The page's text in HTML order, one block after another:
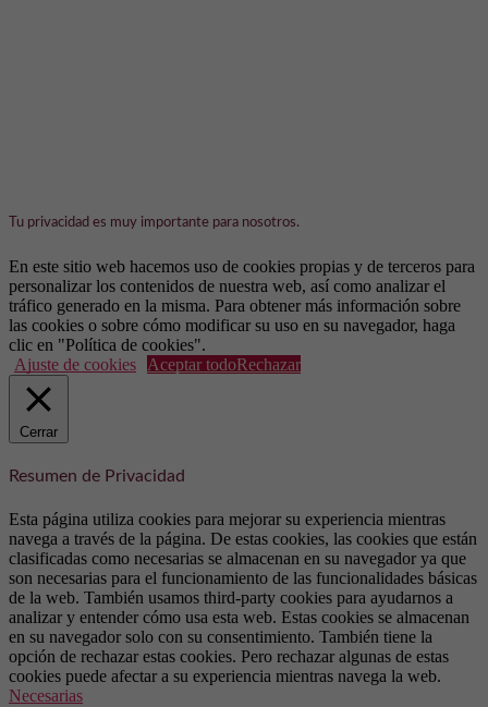
Tu privacidad es muy importante para nosotros.
En este sitio web hacemos uso de cookies propias y de terceros para
personalizar los contenidos de nuestra web, así como analizar el
tráfico generado en la misma. Para obtener más información sobre
las cookies o sobre cómo modificar su uso en su navegador, haga
clic en "Política de cookies".
Ajuste de cookies
Aceptar todoRechazar
Cerrar
Resumen de Privacidad
Esta página utiliza cookies para mejorar su experiencia mientras
navega a través de la página. De estas cookies, las cookies que están
clasificadas como necesarias se almacenan en su navegador ya que
son necesarias para el funcionamiento de las funcionalidades básicas
de la web. También usamos third-party cookies para ayudarnos a
analizar y entender cómo usa esta web. Estas cookies se almacenan
en su navegador solo con su consentimiento. También tiene la
opción de rechazar estas cookies. Pero rechazar algunas de estas
cookies puede afectar a su experiencia mientras navega la web.
Necesarias